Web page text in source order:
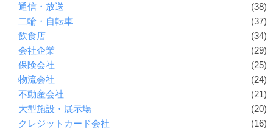
通信・放送
(38)
二輪・自転車
(37)
飲食店
(34)
会社企業
(29)
保険会社
(25)
物流会社
(24)
不動産会社
(21)
大型施設・展示場
(20)
クレジットカード会社
(16)